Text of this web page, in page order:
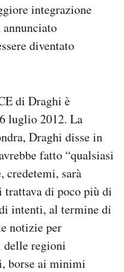
integrazione
diventato
di Draghi è
luglio 2012. La
Draghi disse in
fatto “qualsiasi
credetemi, sarà
trattava di poco più di
intenti, al termine di
notizie per
delle regioni
borse ai minimi